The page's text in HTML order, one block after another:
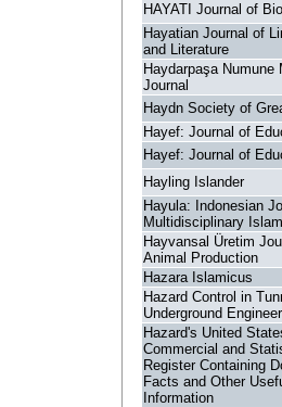
HAYATI Journal of
Hayatian Journal of
and Literature
Haydarpaşa Numune
Journal
Haydn Society of
Hayef: Journal of
Hayef: Journal of
Hayling Islander
Hayula: Indonesian
Multidisciplinary
Hayvansal Üretim
Animal Production
Hazara Islamicus
Hazard Control in
Underground
Hazard's United
Commercial and
Register Containing
Facts and Other
Information